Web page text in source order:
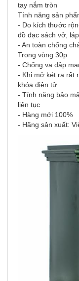
tay nắm tròn
Tính năng sản
- Do kích thước
đồ đạc sách vở,
- An toàn chống
Trong vòng 30p
- Chống va đập
- Khi mở két ra rất
khóa điện tử
- Tính năng bảo
liên tục
- Hàng mới 100%
- Hãng sản xuất: